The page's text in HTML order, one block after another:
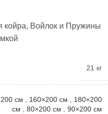
койра, Войлок и Пружины
21 кг
см 160×200 см
180×200
см
80×200 см 90×200 см